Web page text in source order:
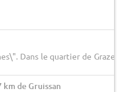
Dans le quartier de
de Gruissan